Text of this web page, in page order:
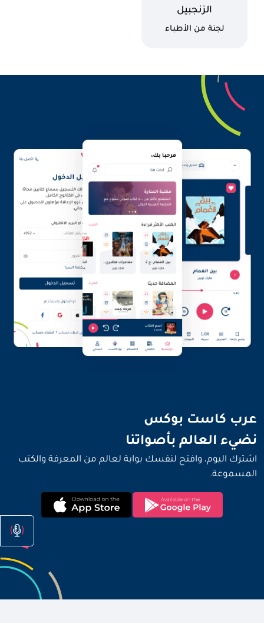
اسم الكتاب
الزنجبيل
كاتب
لجنة من الأطباء
عرب كاست بوكس
نضيء العالم بأصواتنا
اشترك اليوم، وافتح لنفسك بوابة لعالم من المعرفة والكتب
المسموعة.